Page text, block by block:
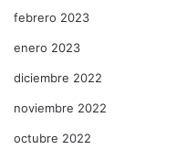
febrero 2023
enero 2023
diciembre 2022
noviembre 2022
octubre 2022